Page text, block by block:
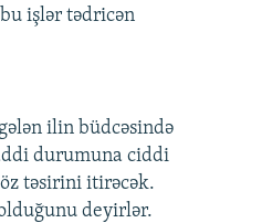
işlər tədricən
ilin büdcəsində
durumuna ciddi
təsirini itirəcək.
deyirlər.